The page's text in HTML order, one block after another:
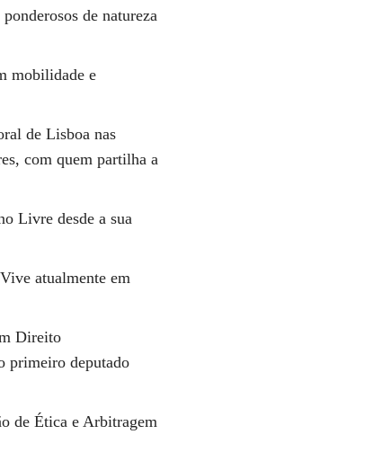
de natureza
mobilidade e
de Lisboa nas
com quem partilha a
Livre desde a sua
atualmente em
Direito
primeiro deputado
de Ética e Arbitragem